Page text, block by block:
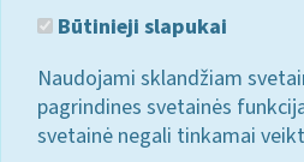
Būtinieji slapukai
Naudojami sklandžiam
pagrindines svetainės
svetainė negali tinkamai